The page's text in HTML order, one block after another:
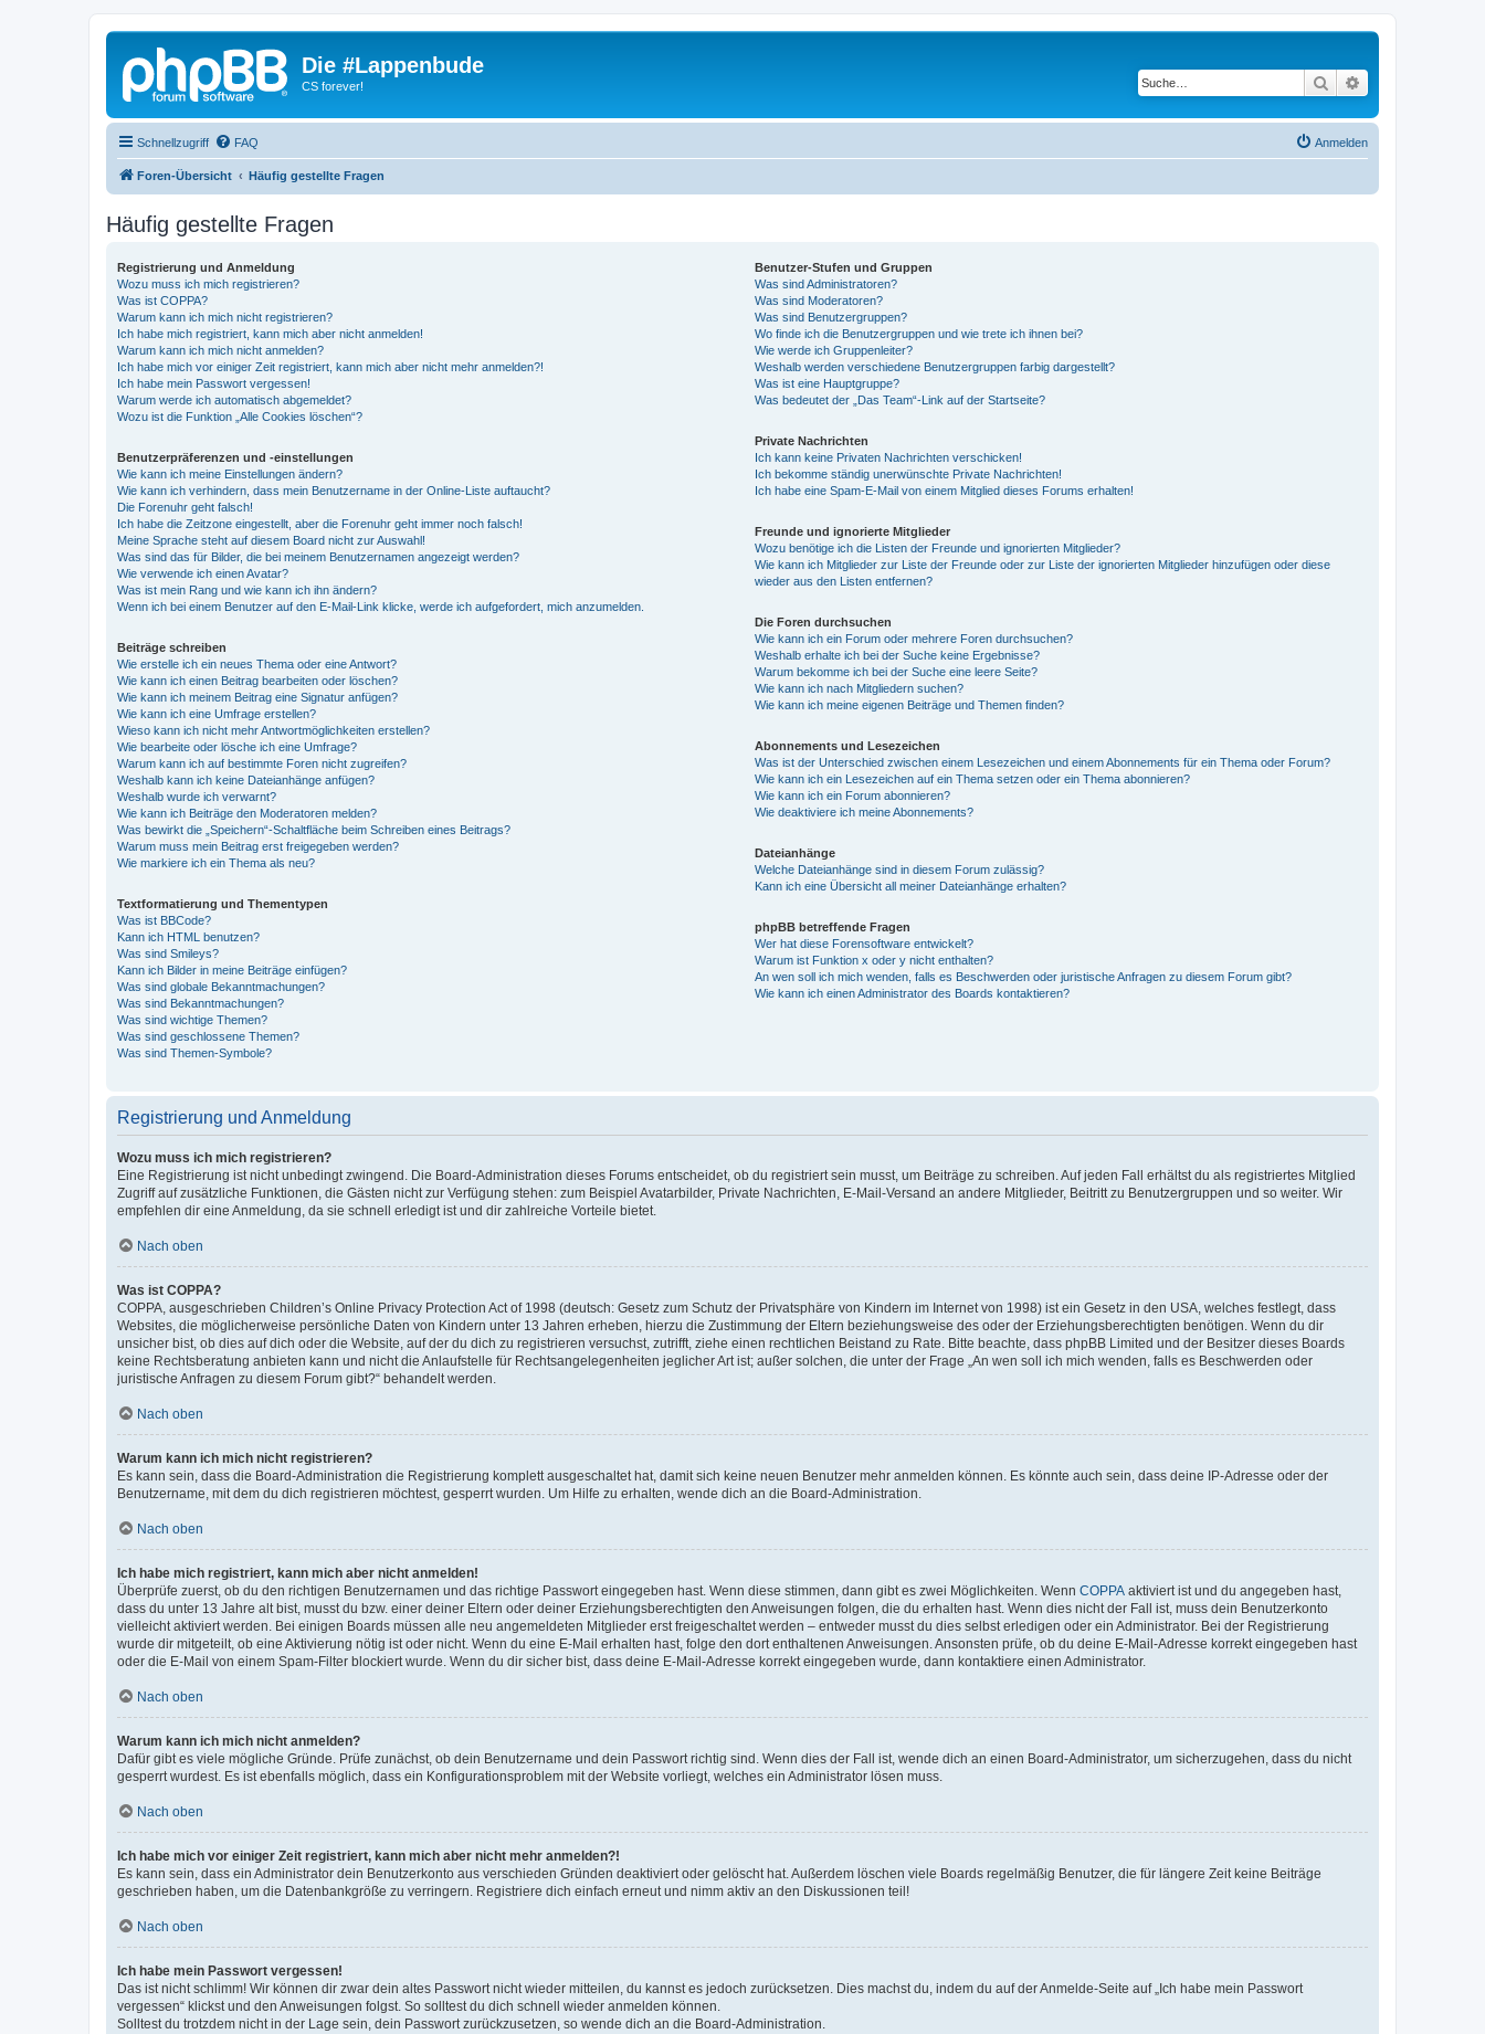
Die #Lappenbude
CS forever! Suche
Schnellzugriff FAQ Anmelden
Foren-Übersicht Häufig gestellte Fragen
Häufig gestellte Fragen
Registrierung und Anmeldung
Wozu muss ich mich registrieren?
Was ist COPPA?
Warum kann ich mich nicht registrieren?
Ich habe mich registriert, kann mich aber nicht anmelden!
Warum kann ich mich nicht anmelden?
Ich habe mich vor einiger Zeit registriert, kann mich aber nicht mehr anmelden?!
Ich habe mein Passwort vergessen!
Warum werde ich automatisch abgemeldet?
Wozu ist die Funktion „Alle Cookies löschen“?
Benutzerpräferenzen und -einstellungen
Wie kann ich meine Einstellungen ändern?
Wie kann ich verhindern, dass mein Benutzername in der Online-Liste auftaucht?
Die Forenuhr geht falsch!
Ich habe die Zeitzone eingestellt, aber die Forenuhr geht immer noch falsch!
Meine Sprache steht auf diesem Board nicht zur Auswahl!
Was sind das für Bilder, die bei meinem Benutzernamen angezeigt werden?
Wie verwende ich einen Avatar?
Was ist mein Rang und wie kann ich ihn ändern?
Wenn ich bei einem Benutzer auf den E-Mail-Link klicke, werde ich aufgefordert, mich anzumelden.
Beiträge schreiben
Wie erstelle ich ein neues Thema oder eine Antwort?
Wie kann ich einen Beitrag bearbeiten oder löschen?
Wie kann ich meinem Beitrag eine Signatur anfügen?
Wie kann ich eine Umfrage erstellen?
Wieso kann ich nicht mehr Antwortmöglichkeiten erstellen?
Wie bearbeite oder lösche ich eine Umfrage?
Warum kann ich auf bestimmte Foren nicht zugreifen?
Weshalb kann ich keine Dateianhänge anfügen?
Weshalb wurde ich verwarnt?
Wie kann ich Beiträge den Moderatoren melden?
Was bewirkt die „Speichern“-Schaltfläche beim Schreiben eines Beitrags?
Warum muss mein Beitrag erst freigegeben werden?
Wie markiere ich ein Thema als neu?
Textformatierung und Thementypen
Was ist BBCode?
Kann ich HTML benutzen?
Was sind Smileys?
Kann ich Bilder in meine Beiträge einfügen?
Was sind globale Bekanntmachungen?
Was sind Bekanntmachungen?
Was sind wichtige Themen?
Was sind geschlossene Themen?
Was sind Themen-Symbole?
Benutzer-Stufen und Gruppen
Was sind Administratoren?
Was sind Moderatoren?
Was sind Benutzergruppen?
Wo finde ich die Benutzergruppen und wie trete ich ihnen bei?
Wie werde ich Gruppenleiter?
Weshalb werden verschiedene Benutzergruppen farbig dargestellt?
Was ist eine Hauptgruppe?
Was bedeutet der „Das Team“-Link auf der Startseite?
Private Nachrichten
Ich kann keine Privaten Nachrichten verschicken!
Ich bekomme ständig unerwünschte Private Nachrichten!
Ich habe eine Spam-E-Mail von einem Mitglied dieses Forums erhalten!
Freunde und ignorierte Mitglieder
Wozu benötige ich die Listen der Freunde und ignorierten Mitglieder?
Wie kann ich Mitglieder zur Liste der Freunde oder zur Liste der ignorierten Mitglieder hinzufügen oder diese
wieder aus den Listen entfernen?
Die Foren durchsuchen
Wie kann ich ein Forum oder mehrere Foren durchsuchen?
Weshalb erhalte ich bei der Suche keine Ergebnisse?
Warum bekomme ich bei der Suche eine leere Seite?
Wie kann ich nach Mitgliedern suchen?
Wie kann ich meine eigenen Beiträge und Themen finden?
Abonnements und Lesezeichen
Was ist der Unterschied zwischen einem Lesezeichen und einem Abonnements für ein Thema oder Forum?
Wie kann ich ein Lesezeichen auf ein Thema setzen oder ein Thema abonnieren?
Wie kann ich ein Forum abonnieren?
Wie deaktiviere ich meine Abonnements?
Dateianhänge
Welche Dateianhänge sind in diesem Forum zulässig?
Kann ich eine Übersicht all meiner Dateianhänge erhalten?
phpBB betreffende Fragen
Wer hat diese Forensoftware entwickelt?
Warum ist Funktion x oder y nicht enthalten?
An wen soll ich mich wenden, falls es Beschwerden oder juristische Anfragen zu diesem Forum gibt?
Wie kann ich einen Administrator des Boards kontaktieren?
Registrierung und Anmeldung
Wozu muss ich mich registrieren?
Eine Registrierung ist nicht unbedingt zwingend. Die Board-Administration dieses Forums entscheidet, ob du registriert sein musst, um Beiträge zu schreiben. Auf jeden Fall erhältst du als registriertes Mitglied
Zugriff auf zusätzliche Funktionen, die Gästen nicht zur Verfügung stehen: zum Beispiel Avatarbilder, Private Nachrichten, E-Mail-Versand an andere Mitglieder, Beitritt zu Benutzergruppen und so weiter. Wir
empfehlen dir eine Anmeldung, da sie schnell erledigt ist und dir zahlreiche Vorteile bietet.
Nach oben
Was ist COPPA?
COPPA, ausgeschrieben Children’s Online Privacy Protection Act of 1998 (deutsch: Gesetz zum Schutz der Privatsphäre von Kindern im Internet von 1998) ist ein Gesetz in den USA, welches festlegt, dass
Websites, die möglicherweise persönliche Daten von Kindern unter 13 Jahren erheben, hierzu die Zustimmung der Eltern beziehungsweise des oder der Erziehungsberechtigten benötigen. Wenn du dir
unsicher bist, ob dies auf dich oder die Website, auf der du dich zu registrieren versuchst, zutrifft, ziehe einen rechtlichen Beistand zu Rate. Bitte beachte, dass phpBB Limited und der Besitzer dieses Boards
keine Rechtsberatung anbieten kann und nicht die Anlaufstelle für Rechtsangelegenheiten jeglicher Art ist; außer solchen, die unter der Frage „An wen soll ich mich wenden, falls es Beschwerden oder
juristische Anfragen zu diesem Forum gibt?“ behandelt werden.
Nach oben
Warum kann ich mich nicht registrieren?
Es kann sein, dass die Board-Administration die Registrierung komplett ausgeschaltet hat, damit sich keine neuen Benutzer mehr anmelden können. Es könnte auch sein, dass deine IP-Adresse oder der
Benutzername, mit dem du dich registrieren möchtest, gesperrt wurden. Um Hilfe zu erhalten, wende dich an die Board-Administration.
Nach oben
Ich habe mich registriert, kann mich aber nicht anmelden!
Überprüfe zuerst, ob du den richtigen Benutzernamen und das richtige Passwort eingegeben hast. Wenn diese stimmen, dann gibt es zwei Möglichkeiten. Wenn COPPA aktiviert ist und du angegeben hast,
dass du unter 13 Jahre alt bist, musst du bzw. einer deiner Eltern oder deiner Erziehungsberechtigten den Anweisungen folgen, die du erhalten hast. Wenn dies nicht der Fall ist, muss dein Benutzerkonto
vielleicht aktiviert werden. Bei einigen Boards müssen alle neu angemeldeten Mitglieder erst freigeschaltet werden – entweder musst du dies selbst erledigen oder ein Administrator. Bei der Registrierung
wurde dir mitgeteilt, ob eine Aktivierung nötig ist oder nicht. Wenn du eine E-Mail erhalten hast, folge den dort enthaltenen Anweisungen. Ansonsten prüfe, ob du deine E-Mail-Adresse korrekt eingegeben hast
oder die E-Mail von einem Spam-Filter blockiert wurde. Wenn du dir sicher bist, dass deine E-Mail-Adresse korrekt eingegeben wurde, dann kontaktiere einen Administrator.
Nach oben
Warum kann ich mich nicht anmelden?
Dafür gibt es viele mögliche Gründe. Prüfe zunächst, ob dein Benutzername und dein Passwort richtig sind. Wenn dies der Fall ist, wende dich an einen Board-Administrator, um sicherzugehen, dass du nicht
gesperrt wurdest. Es ist ebenfalls möglich, dass ein Konfigurationsproblem mit der Website vorliegt, welches ein Administrator lösen muss.
Nach oben
Ich habe mich vor einiger Zeit registriert, kann mich aber nicht mehr anmelden?!
Es kann sein, dass ein Administrator dein Benutzerkonto aus verschieden Gründen deaktiviert oder gelöscht hat. Außerdem löschen viele Boards regelmäßig Benutzer, die für längere Zeit keine Beiträge
geschrieben haben, um die Datenbankgröße zu verringern. Registriere dich einfach erneut und nimm aktiv an den Diskussionen teil!
Nach oben
Ich habe mein Passwort vergessen!
Das ist nicht schlimm! Wir können dir zwar dein altes Passwort nicht wieder mitteilen, du kannst es jedoch zurücksetzen. Dies machst du, indem du auf der Anmelde-Seite auf „Ich habe mein Passwort
vergessen“ klickst und den Anweisungen folgst. So solltest du dich schnell wieder anmelden können.
Solltest du trotzdem nicht in der Lage sein, dein Passwort zurückzusetzen, so wende dich an die Board-Administration.